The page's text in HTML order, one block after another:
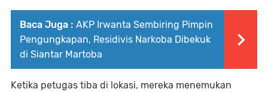
Baca Juga : AKP Irwanta Sembiring Pimpin
Pengungkapan, Residivis Narkoba Dibekuk
di Siantar Martoba
Ketika petugas tiba di lokasi, mereka menemukan